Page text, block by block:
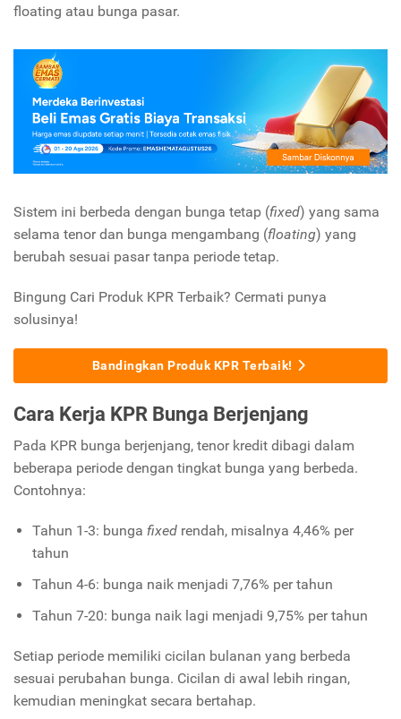
floating atau bunga pasar.
Sistem ini berbeda dengan bunga tetap (fixed) yang sama
selama tenor dan bunga mengambang (floating) yang
berubah sesuai pasar tanpa periode tetap.
Bingung Cari Produk KPR Terbaik? Cermati punya
solusinya!
Bandingkan Produk KPR Terbaik!
Cara Kerja KPR Bunga Berjenjang
Pada KPR bunga berjenjang, tenor kredit dibagi dalam
beberapa periode dengan tingkat bunga yang berbeda.
Contohnya:
Tahun 1-3: bunga fixedrendah, misalnya 4,46% per
tahun
Tahun 4-6: bunga naik menjadi 7,76% per tahun
Tahun 7-20: bunga naik lagi menjadi 9,75% per tahun
Setiap periode memiliki cicilan bulanan yang berbeda
sesuai perubahan bunga. Cicilan di awal lebih ringan,
kemudian meningkat secara bertahap.